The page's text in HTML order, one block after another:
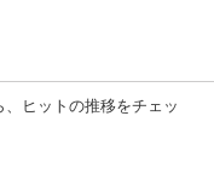
ヒットの推移をチェッ